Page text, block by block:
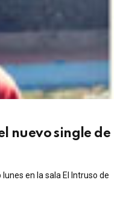
nuevo single de
en la sala El Intruso de